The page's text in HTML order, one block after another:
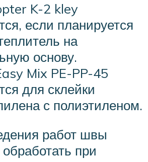
K-2 kley
если планируется
на
основу.
Mix PE-PP-45
для склейки
с полиэтиленом.
работ швы
при